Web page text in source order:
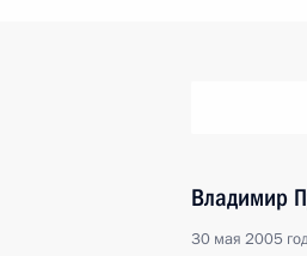
Владимир
30 мая 2005